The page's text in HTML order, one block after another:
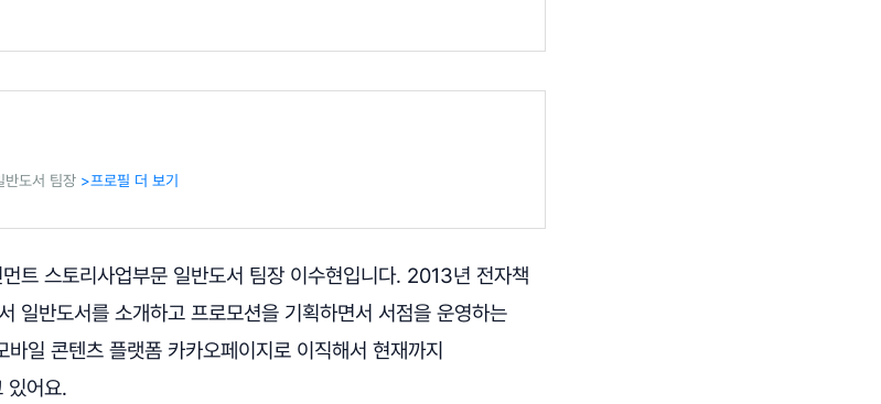
반도서 팀장 >프로필 더 보기
트 스토리사업부문 일반도서 팀장 이수현입니다. 2013년 전자책
일반도서를 소개하고 프로모션을 기획하면서 서점을 운영하는
일 콘텐츠 플랫폼 카카오페이지로 이직해서 현재까지
있어요.